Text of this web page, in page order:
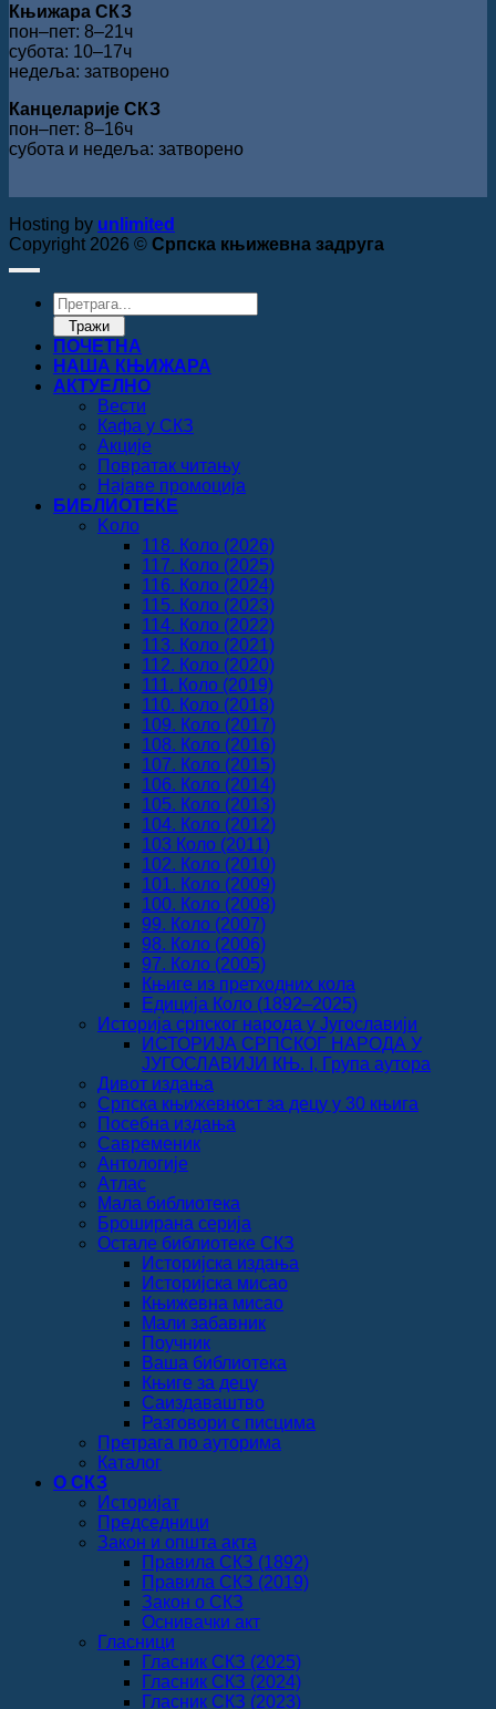
Књижара СКЗ
пон‒пет: 8‒21ч
субота: 10‒17ч
недеља: затворено
Канцеларије СКЗ
пон‒пет: 8‒16ч
субота и недеља: затворено
Hosting by unlimited
Copyright 2026 © Српска књижевна задруга
Products
search
Тражи
ПОЧЕТНА
НАША КЊИЖАРА
АКТУЕЛНО
Вести
Кафа у СКЗ
Акције
Повратак читању
Најаве промоција
БИБЛИОТЕКЕ
Koло
118. Коло (2026)
117. Коло (2025)
116. Коло (2024)
115. Коло (2023)
114. Коло (2022)
113. Коло (2021)
112. Коло (2020)
111. Коло (2019)
110. Коло (2018)
109. Коло (2017)
108. Коло (2016)
107. Коло (2015)
106. Коло (2014)
105. Коло (2013)
104. Коло (2012)
103 Коло (2011)
102. Коло (2010)
101. Коло (2009)
100. Коло (2008)
99. Коло (2007)
98. Коло (2006)
97. Коло (2005)
Књиге из претходних кола
Едиција Коло (1892‒2025)
Историја српског народа у Југославији
ИСТОРИЈА СРПСКОГ НАРОДА У
ЈУГОСЛАВИЈИ КЊ. I, Група аутора
Дивот издања
Српска књижевност за децу у 30 књига
Посебна издања
Савременик
Антологије
Атлас
Мала библиотека
Броширана серија
Остале библиотеке СКЗ
Историјска издања
Историјска мисао
Књижевна мисао
Мали забавник
Поучник
Ваша библиотека
Књиге за децу
Саиздаваштво
Разговори с писцима
Претрага по ауторима
Каталог
О СКЗ
Историјат
Председници
Закон и општа акта
Правила СКЗ (1892)
Правила СКЗ (2019)
Закон о СКЗ
Оснивачки акт
Гласници
Гласник СКЗ (2025)
Гласник СКЗ (2024)
Гласник СКЗ (2023)